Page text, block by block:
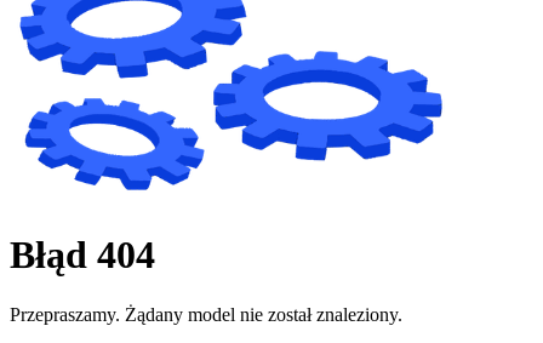
Błąd 404
Przepraszamy. Żądany model nie został znaleziony.